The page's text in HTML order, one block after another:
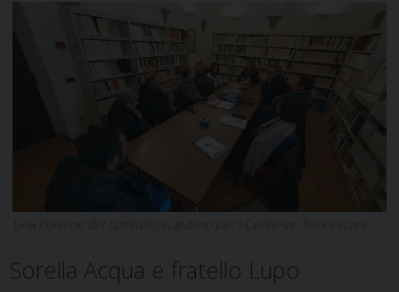
Sorella Acqua e fratello Lupo